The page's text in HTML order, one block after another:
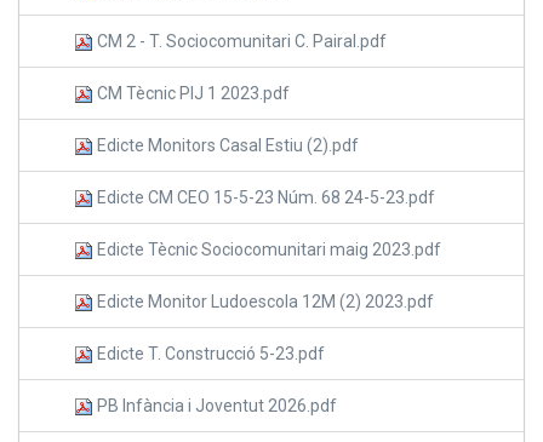
CM 2 - T. Sociocomunitari C. Pairal.pdf
CM Tècnic PIJ 1 2023.pdf
Edicte Monitors Casal Estiu (2).pdf
Edicte CM CEO 15-5-23 Núm. 68 24-5-23.pdf
Edicte Tècnic Sociocomunitari maig 2023.pdf
Edicte Monitor Ludoescola 12M (2) 2023.pdf
Edicte T. Construcció 5-23.pdf
PB Infància i Joventut 2026.pdf